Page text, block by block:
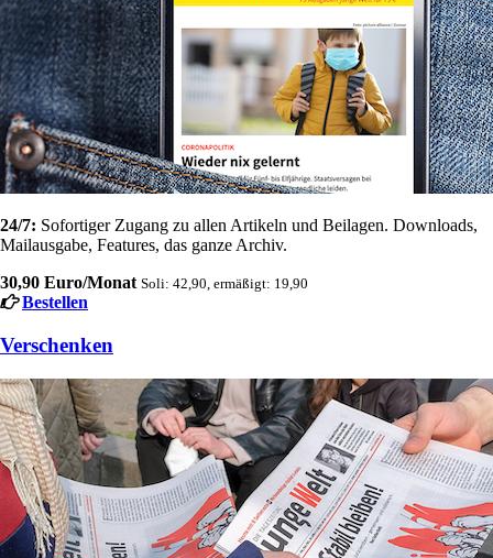
24/7: Sofortiger Zugang zu allen Artikeln und Beilagen. Downloads,
Mailausgabe, Features, das ganze Archiv.
30,90 Euro/Monat Soli: 42,90, ermäßigt: 19,90
Bestellen
Verschenken